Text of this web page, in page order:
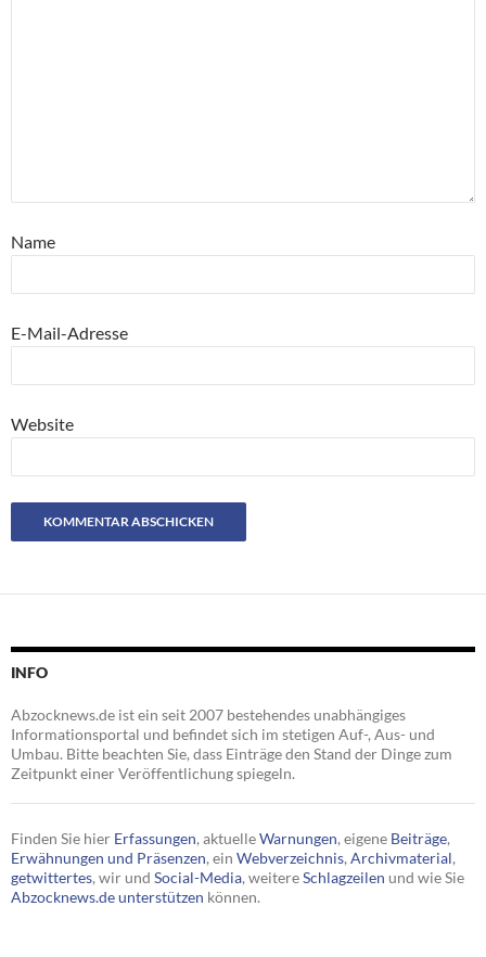
Name
E-Mail-Adresse
Website
INFO
Abzocknews.de ist ein seit 2007 bestehendes unabhängiges
Informationsportal und befindet sich im stetigen Auf-, Aus- und
Umbau. Bitte beachten Sie, dass Einträge den Stand der Dinge zum
Zeitpunkt einer Veröffentlichung spiegeln.
Finden Sie hier Erfassungen, aktuelleWarnungen, eigene Beiträge,
Erwähnungen und Präsenzen, ein Webverzeichnis, Archivmaterial,
getwittertes, wir und Social-Media, weitereSchlagzeilen und wie Sie
Abzocknews.de unterstützen können.